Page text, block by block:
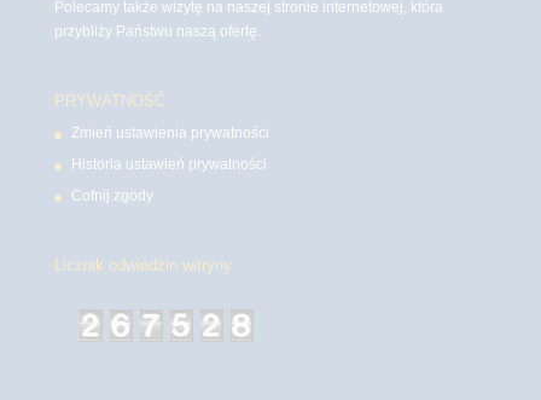
Polecamy także wizytę na naszej stronie internetowej, która
przybliży Państwu naszą ofertę.
PRYWATNOŚĆ
Zmień ustawienia prywatności
Historia ustawień prywatności
Cofnij zgody
Licznik odwiedzin witryny